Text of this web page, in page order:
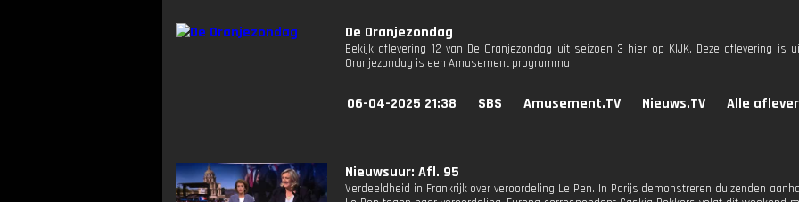
De Oranjezondag
Bekijk aflevering 12 van De Oranjezondag uit seizoen 3 hier op KIJK. Deze aflevering is
Oranjezondag is een Amusement programma
06-04-2025 21:38 SBS Amusement.TV Nieuws.TV Alle
Nieuwsuur: Afl. 95
Verdeeldheid in Frankrijk over veroordeling Le Pen. In Parijs demonstreren duizenden